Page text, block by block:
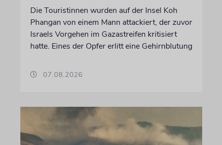
Die Touristinnen wurden auf der Insel Koh
Phangan von einem Mann attackiert, der zuvor
Israels Vorgehen im Gazastreifen kritisiert
hatte. Eines der Opfer erlitt eine Gehirnblutung
07.08.2026